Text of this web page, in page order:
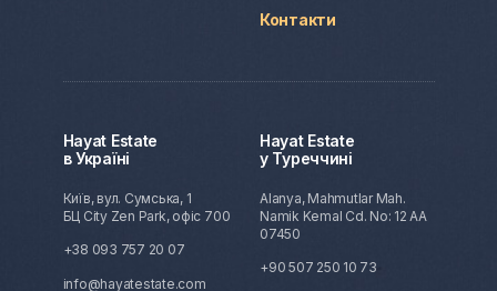
Контакти
Hayat Estate
в Україні
Київ, вул. Сумська, 1
БЦ City Zen Park, офіс 700
+38 093 757 20 07
info@hayatestate.com
Hayat Estate
у Туреччині
Alanya, Mahmutlar Mah.
Namik Kemal Cd. No: 12 AA
07450
+90 507 250 10 73